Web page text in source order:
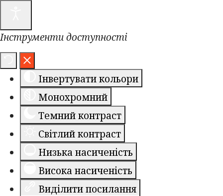
Інструменти доступності
Інвертувати кольори
Монохромний
Темний контраст
Світлий контраст
Низька насиченість
Висока насиченість
Виділити посилання